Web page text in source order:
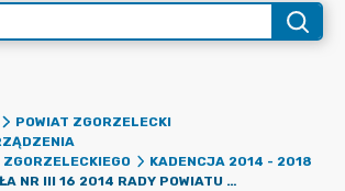
POWIAT ZGORZELECKI
KADENCJA 2014 - 2018
UCHWAŁA NR III 16 2014 RADY POWIATU ZGORZELECKIEGO Z DNIA 30 GRUDNIA 2014 R. W SPRAWIE ZMIAN W BUDŻECIE POWIATU ZGORZELECKIEGO NA 2014 ROK